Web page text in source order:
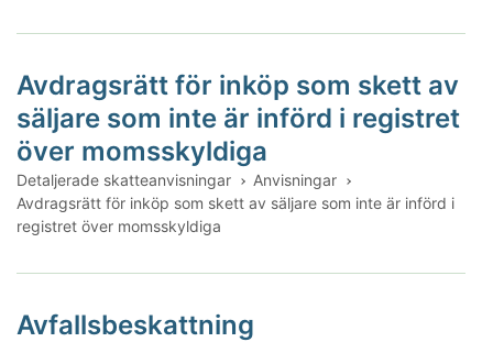
Avdragsrätt för inköp som skett av
säljare som inte är införd i registret
över momsskyldiga
Detaljerade skatteanvisningar
Anvisningar
Avdragsrätt för inköp som skett av säljare som inte är införd i
registret över momsskyldiga
Avfallsbeskattning